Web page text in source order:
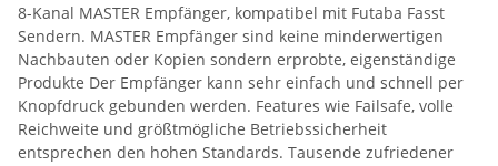
8-Kanal MASTER Empfänger, kompatibel mit Futaba Fasst
Sendern. MASTER Empfänger sind keine minderwertigen
Nachbauten oder Kopien sondern erprobte, eigenständige
Produkte Der Empfänger kann sehr einfach und schnell per
Knopfdruck gebunden werden. Features wie Failsafe, volle
Reichweite und größtmögliche Betriebssicherheit
entsprechen den hohen Standards. Tausende zufriedener